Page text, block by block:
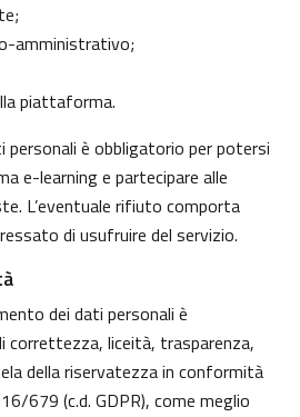
amministrativo;
piattaforma.
personali è obbligatorio per potersi
e-learning e partecipare alle
L’eventuale rifiuto comporta
di usufruire del servizio.
dei dati personali è
correttezza, liceità, trasparenza,
della riservatezza in conformità
679 (c.d. GDPR), come meglio